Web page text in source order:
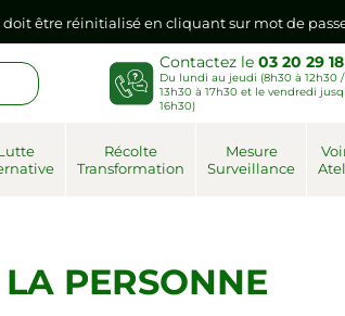
être réenregistré à la première connexion
doit être réinitialisé en cliquant sur mot de
être réenregistré à la première connexion
Contactez le03 20 29 18
Du lundi au jeudi (8h30 à 12h30 /
13h30 à 17h30 et le vendredi
16h30)
Récolte
Transformation
Mesure
Surveillance
PERSONNE